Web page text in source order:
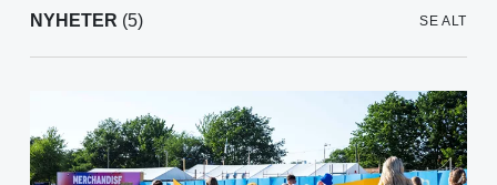
NYHETER (5) SE ALT